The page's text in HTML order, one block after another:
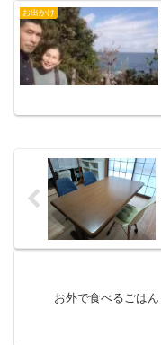
お出かけ
お外で食べるごはん